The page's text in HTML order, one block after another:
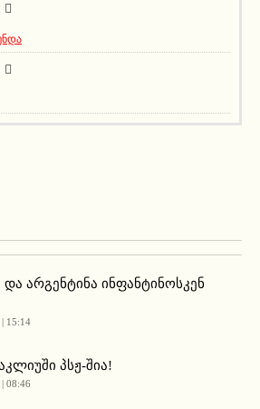
და არგენტინა ინფანტინოსკენ
15:14
პსჟ-შია!
08:46